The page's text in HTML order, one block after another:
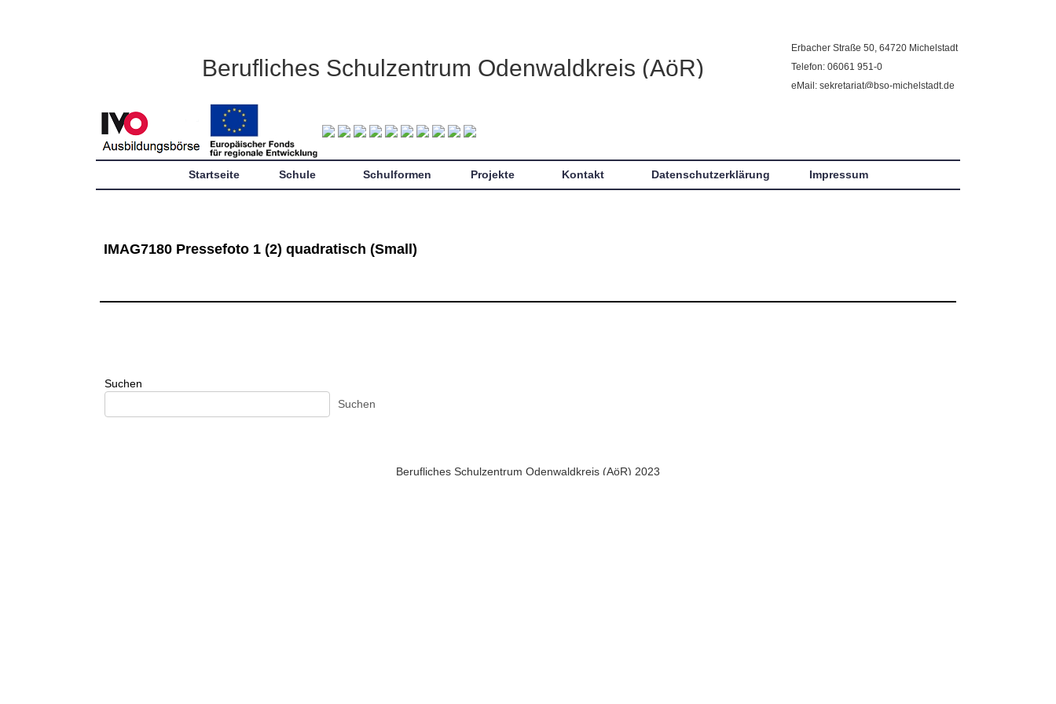
Berufliches Schulzentrum Odenwaldkreis (AöR)
Erbacher Straße 50, 64720 Michelstadt
Telefon: 06061 951-0
eMail: sekretariat@bso-michelstadt.de
Startseite Schule Schulformen Projekte Kontakt Datenschutzerklärung Impressum
IMAG7180 Pressefoto 1 (2) quadratisch (Small)
Suchen
Suchen
Berufliches Schulzentrum Odenwaldkreis (AöR) 2023